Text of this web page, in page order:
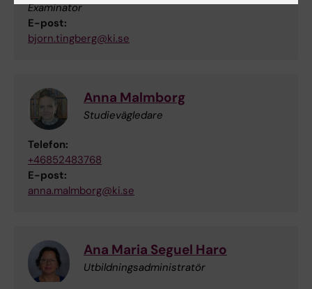
Examinator
E-post:
bjorn.tingberg@ki.se
Anna Malmborg
Studievägledare
Telefon:
+46852483768
E-post:
anna.malmborg@ki.se
Ana Maria Seguel Haro
Utbildningsadministratör